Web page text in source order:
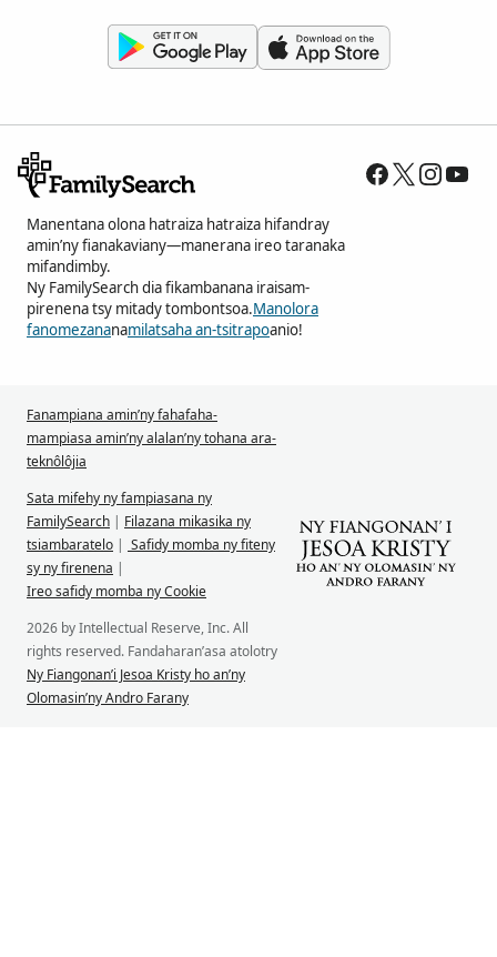
Manentana olona hatraiza hatraiza hifandray
amin’ny fianakaviany—manerana ireo taranaka
mifandimby.
Ny FamilySearch dia fikambanana iraisam-
pirenena tsy mitady tombontsoa.Manolora
fanomezananamilatsaha an-tsitrapoanio!
Fanampiana amin’ny fahafaha-
mampiasa amin’ny alalan’ny tohana ara-
teknôlôjia
Sata mifehy ny fampiasana ny
FamilySearch | Filazana mikasika ny
tsiambaratelo | Safidy momba ny fiteny
sy ny firenena |
Ireo safidy momba ny Cookie
2026 by Intellectual Reserve, Inc. All
rights reserved. Fandaharan’asa atolotry
Ny Fiangonan’i Jesoa Kristy ho an’ny
Olomasin’ny Andro Farany